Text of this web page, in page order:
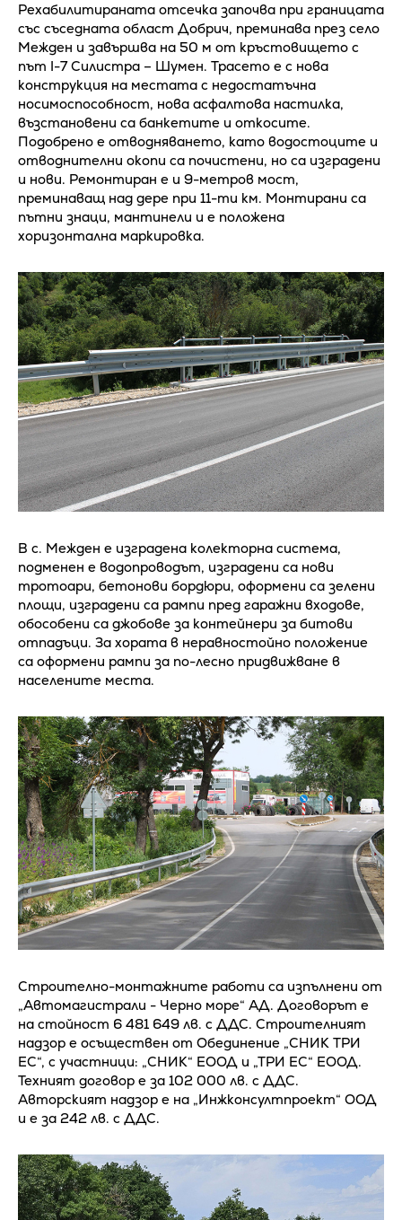
Рехабилитираната отсечка започва при границата
със съседната област Добрич, преминава през село
Межден и завършва на 50 м от кръстовището с
път I-7 Силистра – Шумен. Трасето е с нова
конструкция на местата с недостатъчна
носимоспособност, нова асфалтова настилка,
възстановени са банкетите и откосите.
Подобрено е отводняването, като водостоците и
отводнителни окопи са почистени, но са изградени
и нови. Ремонтиран е и 9-метров мост,
преминаващ над дере при 11-ти км. Монтирани са
пътни знаци, мантинели и е положена
хоризонтална маркировка.
В с. Межден е изградена колекторна система,
подменен е водопроводът, изградени са нови
тротоари, бетонови бордюри, оформени са зелени
площи, изградени са рампи пред гаражни входове,
обособени са джобове за контейнери за битови
отпадъци. За хората в неравностойно положение
са оформени рампи за по-лесно придвижване в
населените места.
Строително-монтажните работи са изпълнени от
„Автомагистрали - Черно море“ АД. Договорът е
на стойност 6 481 649 лв. с ДДС. Строителният
надзор е осъществен от Обединение „СНИК ТРИ
ЕС“, с участници: „СНИК“ ЕООД и „ТРИ ЕС“ ЕООД.
Техният договор е за 102 000 лв. с ДДС.
Авторският надзор е на „Инжконсултпроект“ ООД
и е за 242 лв. с ДДС.